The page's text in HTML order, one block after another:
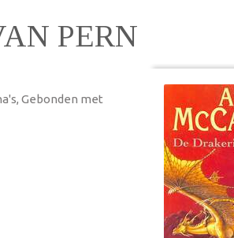
PERN
Gebonden met